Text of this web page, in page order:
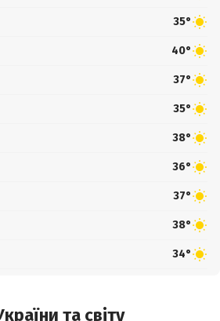
35°
40°
37°
35°
38°
36°
37°
38°
34°
та світу